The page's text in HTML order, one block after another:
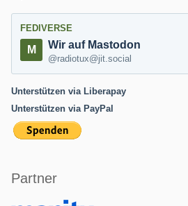
FEDIVERSE
Wir auf Mastodon
@radiotux@jit.social
Unterstützen via Liberapay
Unterstützen via PayPal
Partner